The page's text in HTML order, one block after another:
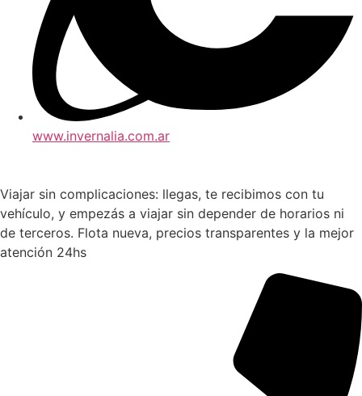
www.invernalia.com.ar
Viajar sin complicaciones: llegas, te recibimos con tu
vehículo, y empezás a viajar sin depender de horarios ni
de terceros. Flota nueva, precios transparentes y la mejor
atención 24hs